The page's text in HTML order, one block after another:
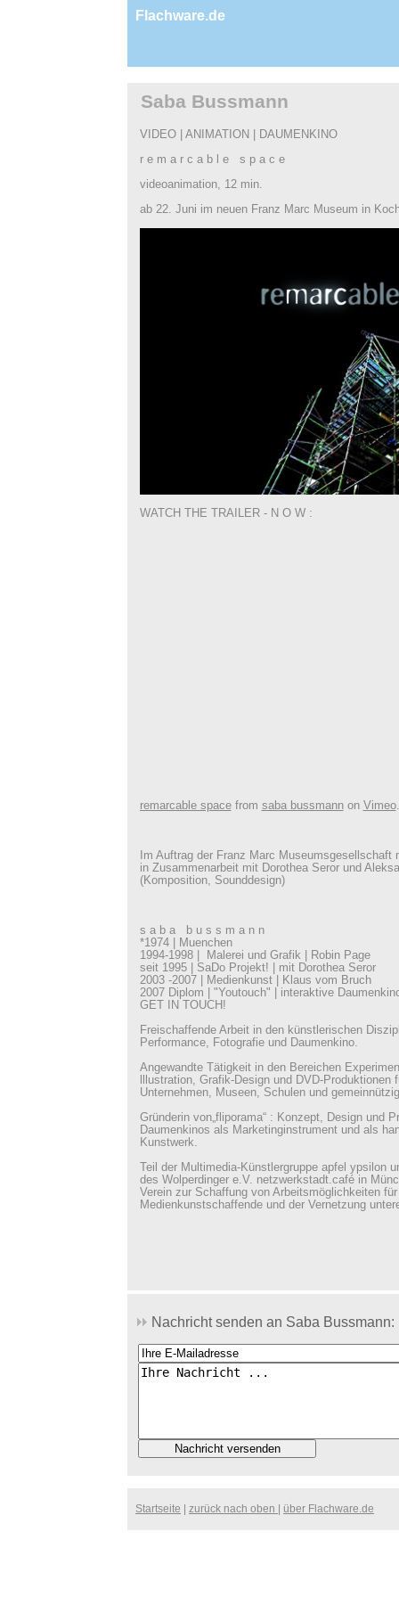
Flachware.de
Saba Bussmann
VIDEO | ANIMATION | DAUMENKINO
r e m a r c a b l e s p a c e
videoanimation, 12 min.
ab 22. Juni im neuen Franz Marc Museum in
WATCH THE TRAILER - N O W :
remarcable spacefrom saba bussmannon Vimeo.
Im Auftrag der Franz Marc Museumsgesellschaft
in Zusammenarbeit mit Dorothea Seror und
(Komposition, Sounddesign)
s a b a b u s s m a n n
*1974 | Muenchen
1994-1998 | Malerei und Grafik | Robin Page
seit 1995 | SaDo Projekt! | mit Dorothea Seror
2003 -2007 | Medienkunst | Klaus vom Bruch
2007 Diplom | "Youtouch" | interaktive
GET IN TOUCH!
Freischaffende Arbeit in den künstlerischen
Performance, Fotografie und Daumenkino.
Angewandte Tätigkeit in den Bereichen
lllustration, Grafik-Design und DVD-Produktionen
Unternehmen, Museen, Schulen und
Gründerin von„fliporama“ : Konzept, Design und
Daumenkinos als Marketinginstrument und als
Kunstwerk.
Teil der Multimedia-Künstlergruppe apfel ypsilon
des Wolperdinger e.V. netzwerkstadt.café in
Verein zur Schaffung von Arbeitsmöglichkeiten für
Medienkunstschaffende und der Vernetzung
Nachricht senden an Saba Bussmann:
Startseite zurück nach oben über Flachware.de